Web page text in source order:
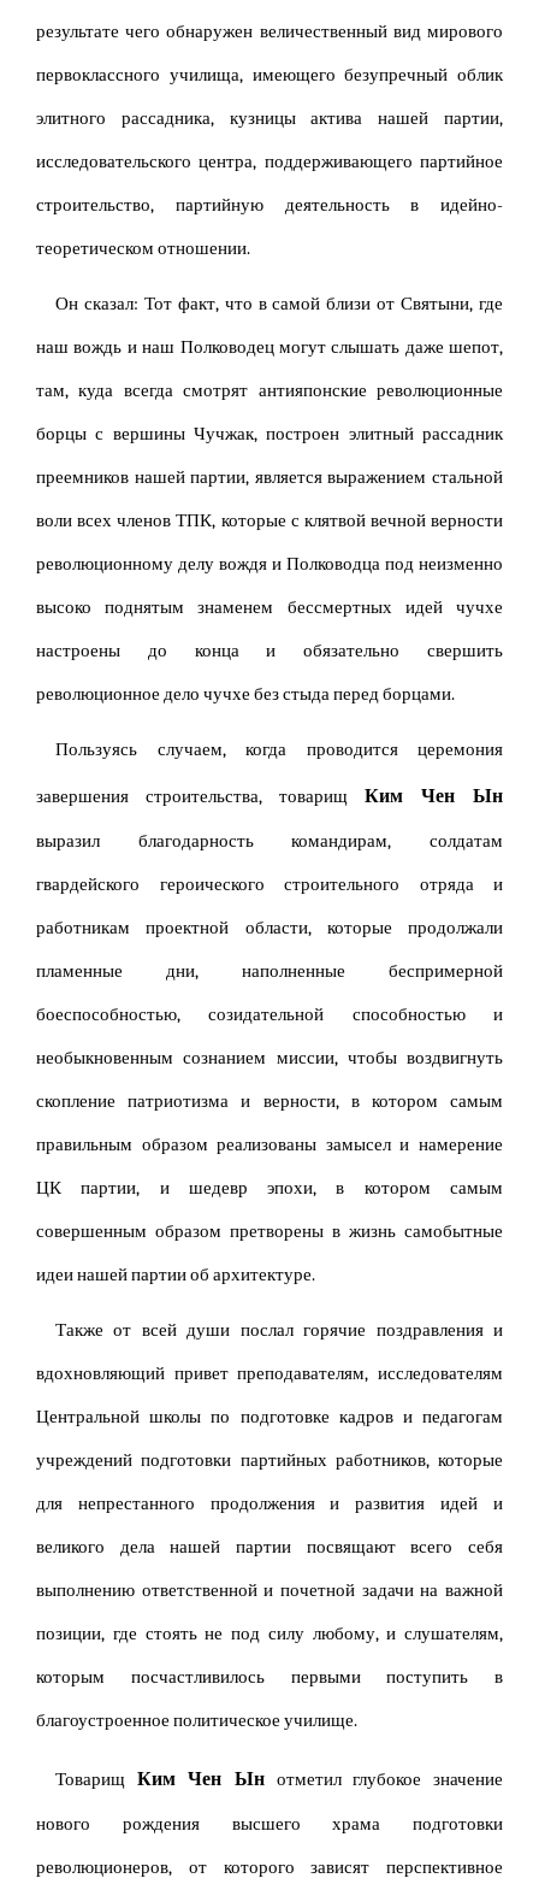
результате чего обнаружен величественный вид мирового
первоклассного училища, имеющего безупречный облик
элитного рассадника, кузницы актива нашей партии,
исследовательского центра, поддерживающего партийное
строительство, партийную деятельность в идейно-
теоретическом отношении.
Он сказал: Тот факт, что в самой близи от Святыни, где
наш вождь и наш Полководец могут слышать даже шепот,
там, куда всегда смотрят антияпонские революционные
борцы с вершины Чучжак, построен элитный рассадник
преемников нашей партии, является выражением стальной
воли всех членов ТПК, которые с клятвой вечной верности
революционному делу вождя и Полководца под неизменно
высоко поднятым знаменем бессмертных идей чучхе
настроены до конца и обязательно свершить
революционное дело чучхе без стыда перед борцами.
Пользуясь случаем, когда проводится церемония
завершения строительства, товарищ Ким Чен Ын
выразил благодарность командирам, солдатам
гвардейского героического строительного отряда и
работникам проектной области, которые продолжали
пламенные дни, наполненные беспримерной
боеспособностью, созидательной способностью и
необыкновенным сознанием миссии, чтобы воздвигнуть
скопление патриотизма и верности, в котором самым
правильным образом реализованы замысел и намерение
ЦК партии, и шедевр эпохи, в котором самым
совершенным образом претворены в жизнь самобытные
идеи нашей партии об архитектуре.
Также от всей души послал горячие поздравления и
вдохновляющий привет преподавателям, исследователям
Центральной школы по подготовке кадров и педагогам
учреждений подготовки партийных работников, которые
для непрестанного продолжения и развития идей и
великого дела нашей партии посвящают всего себя
выполнению ответственной и почетной задачи на важной
позиции, где стоять не под силу любому, и слушателям,
которым посчастливилось первыми поступить в
благоустроенное политическое училище.
Товарищ Ким Чен Ын отметил глубокое значение
нового рождения высшего храма подготовки
революционеров, от которого зависят перспективное